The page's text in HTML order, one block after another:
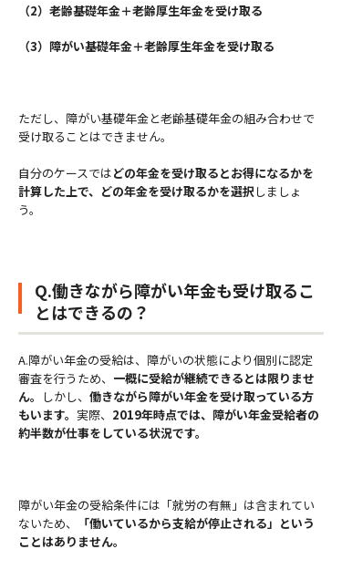
（2）老齢基礎年金＋老齢厚生年金を受け取る
（3）障がい基礎年金＋老齢厚生年金を受け取る
ただし、障がい基礎年金と老齢基礎年金の組み合わせで
受け取ることはできません。
自分のケースではどの年金を受け取るとお得になるかを
計算した上で、どの年金を受け取るかを選択 しましょ
う。
Q.働きながら障がい年金も受け取るこ
とはできるの？
A.障がい年金の受給は、障がいの状態により個別に認定
審査を行うため、 一概に受給が継続できるとは限りませ
ん。
しかし、 働きながら障がい年金を受け取っている方
もいます。 実際、 2019年時点では、障がい年金受給者の
約半数が仕事をしている状況です。
障がい年金の受給条件には「就労の有無」は含まれてい
ないため、
「働いているから支給が停止される」という
ことはありません。